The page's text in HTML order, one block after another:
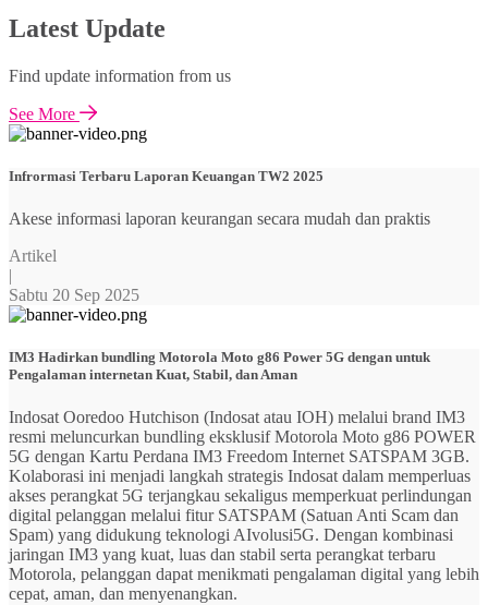
Latest Update
Find update information from us
See More
Infrormasi Terbaru Laporan Keuangan TW2 2025
Akese informasi laporan keurangan secara mudah dan praktis
Artikel
|
Sabtu 20 Sep 2025
IM3 Hadirkan bundling Motorola Moto g86 Power 5G dengan untuk
Pengalaman internetan Kuat, Stabil, dan Aman
Indosat Ooredoo Hutchison (Indosat atau IOH) melalui brand IM3
resmi meluncurkan bundling eksklusif Motorola Moto g86 POWER
5G dengan Kartu Perdana IM3 Freedom Internet SATSPAM 3GB.
Kolaborasi ini menjadi langkah strategis Indosat dalam memperluas
akses perangkat 5G terjangkau sekaligus memperkuat perlindungan
digital pelanggan melalui fitur SATSPAM (Satuan Anti Scam dan
Spam) yang didukung teknologi AIvolusi5G. Dengan kombinasi
jaringan IM3 yang kuat, luas dan stabil serta perangkat terbaru
Motorola, pelanggan dapat menikmati pengalaman digital yang lebih
cepat, aman, dan menyenangkan.